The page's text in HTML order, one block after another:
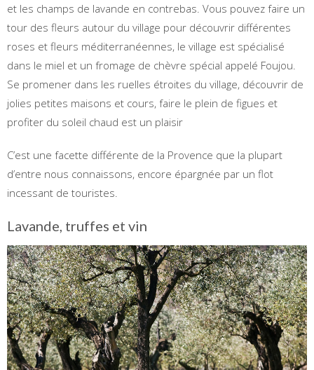
et les champs de lavande en contrebas. Vous pouvez faire un
tour des fleurs autour du village pour découvrir différentes
roses et fleurs méditerranéennes, le village est spécialisé
dans le miel et un fromage de chèvre spécial appelé Foujou.
Se promener dans les ruelles étroites du village, découvrir de
jolies petites maisons et cours, faire le plein de figues et
profiter du soleil chaud est un plaisir
C’est une facette différente de la Provence que la plupart
d’entre nous connaissons, encore épargnée par un flot
incessant de touristes.
Lavande, truffes et vin